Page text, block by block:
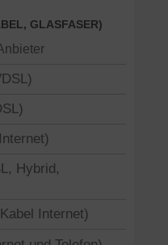
GLASFASER)
Hybrid,
Internet)